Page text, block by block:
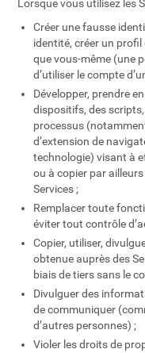
Lorsque vous utilisez les
Créer une fausse
identité, créer un profil
que vous-même (une
d’utiliser le compte
Développer, prendre
dispositifs, des
processus
d’extension de
technologie) visant à
ou à copier par
Services ;
Remplacer toute
éviter tout contrôle
Copier, utiliser,
obtenue auprès des
biais de tiers sans le
Divulguer des
de communiquer
d’autres personnes) ;
Violer les droits de